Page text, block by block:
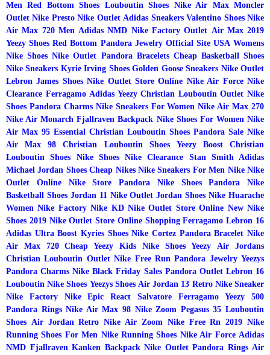
Men Red Bottom Shoes Louboutin Shoes Nike Air Max Moncler
Outlet Nike Presto Nike Outlet Adidas Sneakers Valentino Shoes Nike
Air Max 720 Men Adidas NMD Nike Factory Outlet Air Max 2019
Yeezy Shoes Red Bottom Pandora Jewelry Official Site USA Womens
Nike Shoes Nike Outlet Pandora Bracelets Cheap Basketball Shoes
Nike Sneakers Kyrie Irving Shoes Golden Goose Sneakers Nike Outlet
Lebron James Shoes Nike Outlet Store Online Nike Air Force Nike
Clearance Ferragamo Adidas Yeezy Christian Louboutin Outlet Nike
Shoes Pandora Charms Nike Sneakers For Women Nike Air Max 270
Nike Air Monarch Fjallraven Backpack Nike Shoes For Women Nike
Air Max 95 Essential Christian Louboutin Shoes Pandora Sale Nike
Air Max 98
Christian Louboutin Shoes Yeezy Boost
Christian
Louboutin Shoes
Nike Shoes Nike Clearance
Stan Smith Adidas
Michael Jordan Shoes Cheap Nikes Nike Sneakers For Men Nike Nike
Outlet Online
Nike Store Pandora Nike Shoes Pandora
Nike
Basketball Shoes Jordan 11 Nike Outlet Jordan Shoes Nike Huarache
Women Nike Factory Nike KD Nike Outlet Store Online New Nike
Shoes 2019 Nike Outlet Store Online Shopping Ferragamo Lebron 16
Adidas Ultra Boost Kyries Shoes Nike Cortez Pandora Bracelet Nike
Air Max 720
Cheap Yeezy Kids Nike Shoes Yeezy
Air Jordans
Christian Louboutin Outlet Nike Free Run Pandora Jewelry Yeezys
Pandora Charms Nike Black Friday Sales Pandora Outlet Lebron 16
Louboutin Nike Shoes Yeezys Shoes Air Jordan 13 Retro Nike Sneaker
Nike Factory
Nike Epic React Salvatore Ferragamo
Yeezy 500
Pandora Rings Nike Air Max 98 Nike Zoom Pegasus 35 Louboutin
Shoes Air Jordan Retro Nike Air Zoom Nike Free Rn 2019 Nike
Running Shoes For Men Nike Running Shoes Nike Air Force Adidas
NMD Fjallraven Kanken Backpack Nike Outlet Pandora Rings Air